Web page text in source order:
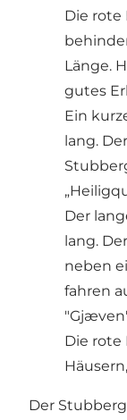
Die rote
Länge.
gutes
Ein
lang.
Der
lang.
neben
fahren
Die rote
Der